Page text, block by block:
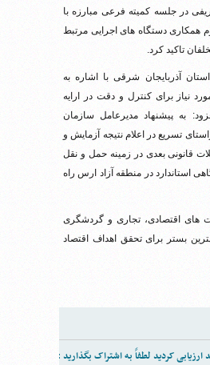
در جلسه کمیته فرعی مبارزه با
همکاری دستگاه های اجرایی مرتبط
تاکید کرد.
آذربایجان شرقی با اشاره به
نیاز برای کنترل و دقت در ارایه
به پیشنهاد مدیرعامل سازمان
تسریع در اعلام نتیجه آزمایش و
قانونی بعدی در زمینه حمل و نقل
استاندارد در منطقه آزاد ارس راه
های اقتصادی، تجاری و گردشگری
بستر برای تحقق اهداف اقتصاد
کردید لطفاً به اشتراک بگذارید :